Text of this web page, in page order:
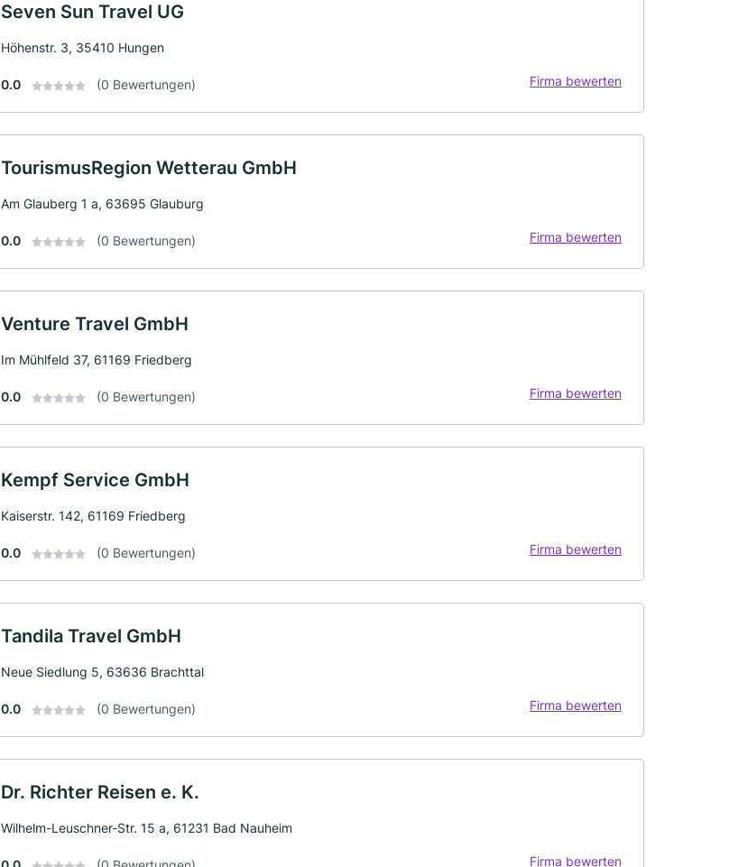
Seven Sun Travel UG
Höhenstr. 3, 35410 Hungen
0.0 (0 Bewertungen) Firma bewerten
TourismusRegion Wetterau GmbH
Am Glauberg 1 a, 63695 Glauburg
0.0 (0 Bewertungen) Firma bewerten
Venture Travel GmbH
Im Mühlfeld 37, 61169 Friedberg
0.0 (0 Bewertungen) Firma bewerten
Kempf Service GmbH
Kaiserstr. 142, 61169 Friedberg
0.0 (0 Bewertungen) Firma bewerten
Tandila Travel GmbH
Neue Siedlung 5, 63636 Brachttal
0.0 (0 Bewertungen) Firma bewerten
Dr. Richter Reisen e. K.
Wilhelm-Leuschner-Str. 15 a, 61231 Bad Nauheim
Firma bewerten